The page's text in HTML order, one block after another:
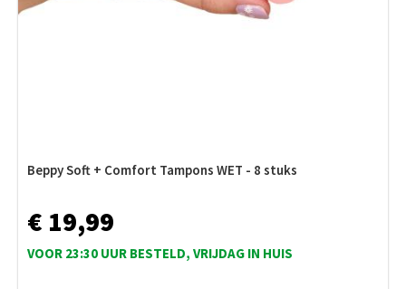
Beppy Soft + Comfort Tampons WET - 8 stuks
€ 19,99
VOOR 23:30 UUR BESTELD, VRIJDAG IN HUIS